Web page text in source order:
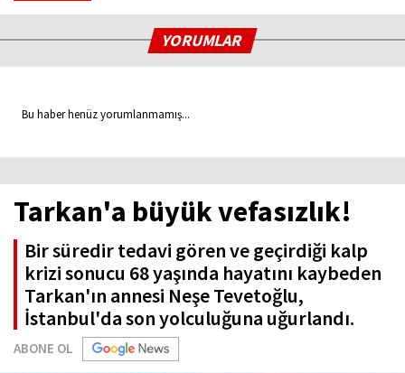
YORUMLAR
Bu haber henüz yorumlanmamış...
Tarkan'a büyük vefasızlık!
Bir süredir tedavi gören ve geçirdiği kalp
krizi sonucu 68 yaşında hayatını kaybeden
Tarkan'ın annesi Neşe Tevetoğlu,
İstanbul'da son yolculuğuna uğurlandı.
ABONE OL